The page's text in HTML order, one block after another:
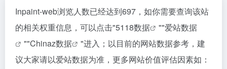
Inpaint-web浏览人数已经达到697，如你需要查询该站
的相关权重信息，可以点击"5118数据 ""爱站数据
""Chinaz数据
"进入；以目前的网站数据参考，建
议大家请以爱站数据为准，更多网站价值评估因素如：